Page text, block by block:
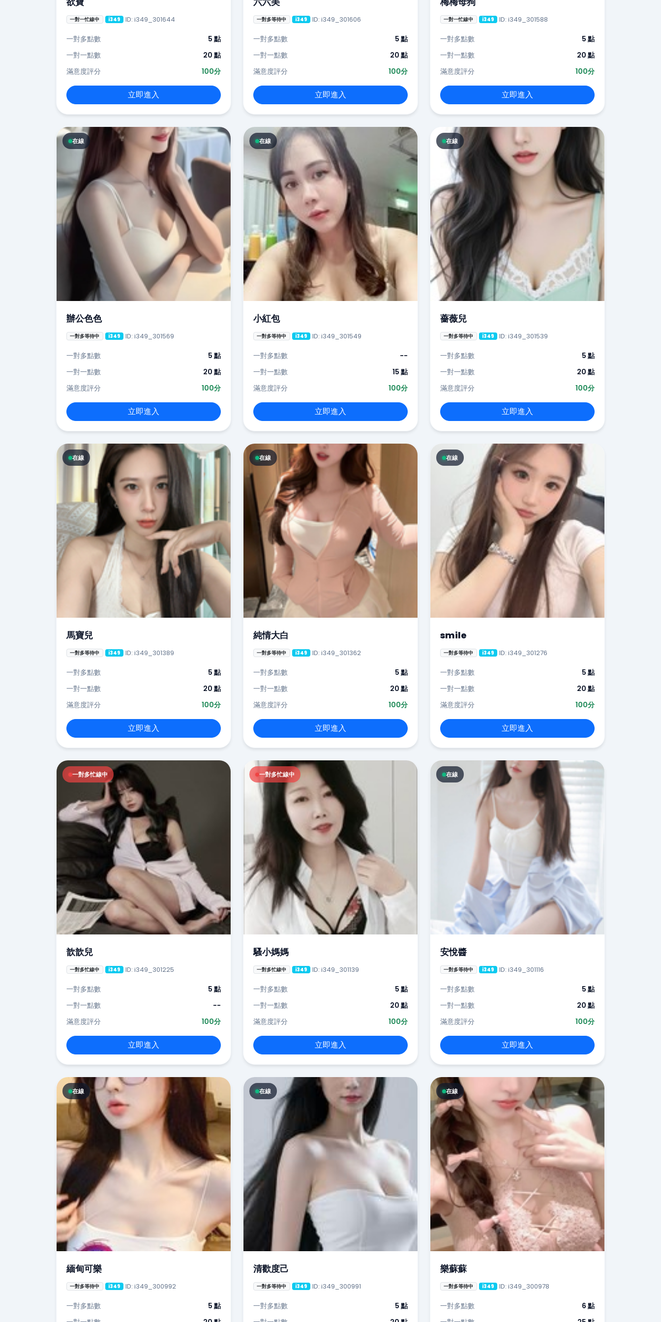
一對一忙線中 i349 ID: i349_301644
一對多點數
5 點
一對一點數
20 點
滿意度評分
100分
立即進入
一對多等待中 i349 ID: i349_301606
一對多點數
5 點
一對一點數
20 點
滿意度評分
100分
立即進入
一對一忙線中 i349 ID: i349_301588
一對多點數
5 點
一對一點數
20 點
滿意度評分
100分
立即進入
在線
辦公色色
一對多等待中 i349 ID: i349_301569
一對多點數
5 點
一對一點數
20 點
滿意度評分
100分
立即進入
在線
小紅包
一對多等待中 i349 ID: i349_301549
一對多點數
--
一對一點數
15 點
滿意度評分
100分
立即進入
在線
薔薇兒
一對多等待中 i349 ID: i349_301539
一對多點數
5 點
一對一點數
20 點
滿意度評分
100分
立即進入
在線
馬寶兒
一對多等待中 i349 ID: i349_301389
一對多點數
5 點
一對一點數
20 點
滿意度評分
100分
立即進入
在線
純情大白
一對多等待中 i349 ID: i349_301362
一對多點數
5 點
一對一點數
20 點
滿意度評分
100分
立即進入
在線
smile
一對多等待中 i349 ID: i349_301276
一對多點數
5 點
一對一點數
20 點
滿意度評分
100分
立即進入
一對多忙線中
歆歆兒
一對多忙線中 i349 ID: i349_301225
一對多點數
5 點
一對一點數
--
滿意度評分
100分
立即進入
一對多忙線中
騷小媽媽
一對多忙線中 i349 ID: i349_301139
一對多點數
5 點
一對一點數
20 點
滿意度評分
100分
立即進入
在線
安悅醬
一對多等待中 i349 ID: i349_301116
一對多點數
5 點
一對一點數
20 點
滿意度評分
100分
立即進入
在線
緬甸可樂
一對多等待中 i349 ID: i349_300992
一對多點數
5 點
在線
清歡度己
一對多等待中 i349 ID: i349_300991
一對多點數
5 點
在線
樂蘇蘇
一對多等待中 i349 ID: i349_300978
一對多點數
6 點